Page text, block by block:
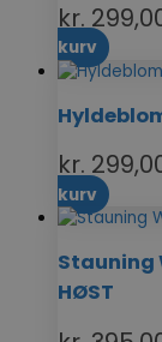
kr.
kurv
kr.
kurv
Stauning
HØST